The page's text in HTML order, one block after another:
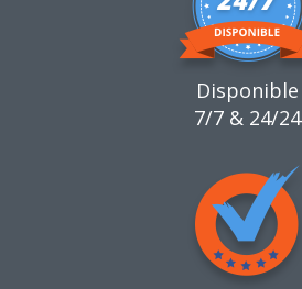
Disponible
7/7 & 24/24